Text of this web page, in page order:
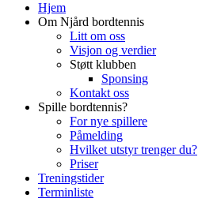
Hjem
Om Njård bordtennis
Litt om oss
Visjon og verdier
Støtt klubben
Sponsing
Kontakt oss
Spille bordtennis?
For nye spillere
Påmelding
Hvilket utstyr trenger du?
Priser
Treningstider
Terminliste